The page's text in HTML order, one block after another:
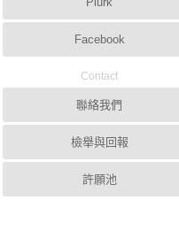
Facebook
Contact
聯絡我們
檢舉與回報
許願池